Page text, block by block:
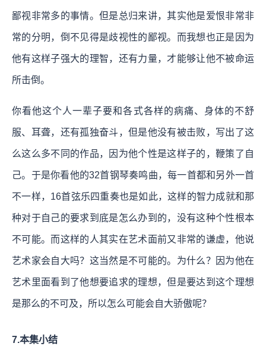
鄙视非常多的事情。但是总归来讲，其实他是爱恨非常非
常的分明，倒不见得是歧视性的鄙视。而我想也正是因为
他有这样子强大的理智，还有力量，才能够让他不被命运
所击倒。
你看他这个人一辈子要和各式各样的病痛、身体的不舒
服、耳聋，还有孤独奋斗，但是他没有被击败，写出了这
么这么多不同的作品，因为他个性是这样子的，鞭策了自
己。于是你看他的32首钢琴奏鸣曲，每一首都和另外一首
不一样，16首弦乐四重奏也是如此，这样的智力成就和那
种对于自己的要求到底是怎么办到的，没有这种个性根本
不可能。而这样的人其实在艺术面前又非常的谦虚，他说
艺术家会自大吗？这当然是不可能的。为什么？因为他在
艺术里面看到了他想要追求的理想，但是要达到这个理想
是那么的不可及，所以怎么可能会自大骄傲呢？
7.本集小结